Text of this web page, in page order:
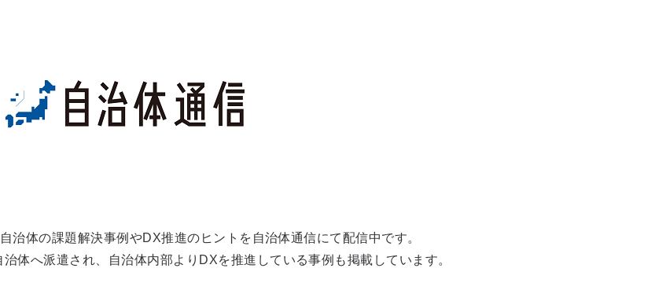
体の課題解決事例やDX推進のヒントを自治体通信にて配信中です。
体へ派遣され、自治体内部よりDXを推進している事例も掲載しています。